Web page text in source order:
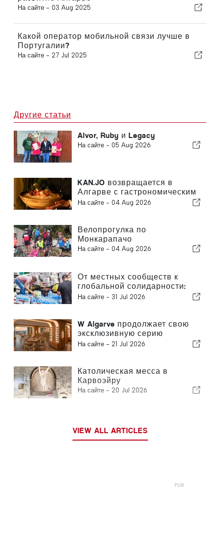
На сайте - 03 Aug 2025
Какой оператор мобильной связи лучше в
Португалии?
На сайте - 27 Jul 2025
Другие статьи
Alvor, Ruby и Legacy
На сайте - 05 Aug 2026
KAN.JO возвращается в
Алгарве с гастрономическим
опытом, вдохновленным
На сайте - 04 Aug 2026
Велопрогулка по
Монкарапачо
На сайте - 04 Aug 2026
От местных сообществ к
глобальной солидарности:
коллективные меры
На сайте - 31 Jul 2026
W Algarve продолжает свою
эксклюзивную серию
«Sommelier’s Table» с отелем
На сайте - 21 Jul 2026
Католическая месса в
Карвоэйру
На сайте - 20 Jul 2026
VIEW ALL ARTICLES